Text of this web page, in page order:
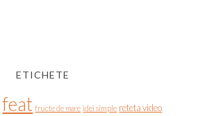
ETICHETE
feat fructe de mare idei simple reteta video